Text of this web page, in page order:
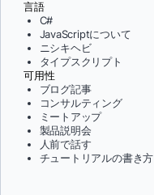
言語
C#
JavaScriptについて
ニシキヘビ
タイプスクリプト
可用性
ブログ記事
コンサルティング
ミートアップ
製品説明会
人前で話す
チュートリアルの書き方